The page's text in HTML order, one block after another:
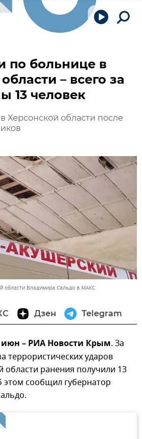
по больнице в
– всего за
13 человек
Херсонской области после
области Владимира Сальдо в МАКС
Дзен Telegram
– РИА Новости Крым. За
террористических ударов
области ранения получили 13
сообщил губернатор